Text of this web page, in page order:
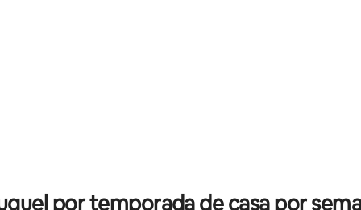
por temporada de casa por